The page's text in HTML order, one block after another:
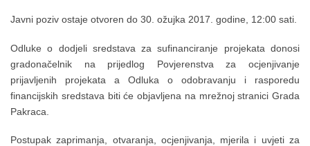
Javni poziv ostaje otvoren do 30. ožujka 2017. godine, 12:00 sati.
Odluke o dodjeli sredstava za sufinanciranje projekata donosi
gradonačelnik na prijedlog Povjerenstva za ocjenjivanje
prijavljenih projekata a Odluka o odobravanju i rasporedu
financijskih sredstava biti će objavljena na mrežnoj stranici Grada
Pakraca.
Postupak zaprimanja, otvaranja, ocjenjivanja, mjerila i uvjeti za